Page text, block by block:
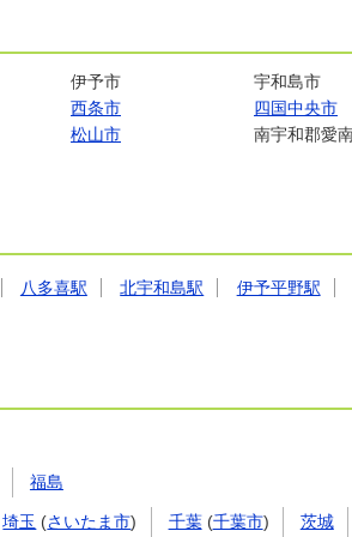
伊予市
宇和島市
西条市
四国中央市
松山市
南宇和郡愛
八多喜駅 北宇和島駅
伊予平野駅
福島
埼玉 (さいたま市) 千葉(千葉市) 茨城